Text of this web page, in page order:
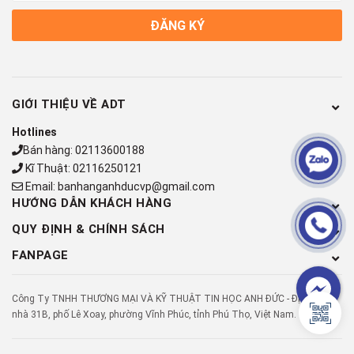
ĐĂNG KÝ
GIỚI THIỆU VỀ ADT
Hotlines
Bán hàng: 02113600188
Kĩ Thuật: 02116250121
Email: banhanganhducvp@gmail.com
HƯỚNG DẪN KHÁCH HÀNG
QUY ĐỊNH & CHÍNH SÁCH
FANPAGE
Công Ty TNHH THƯƠNG MẠI VÀ KỸ THUẬT TIN HỌC ANH ĐỨC - Địa chỉ: Số
nhà 31B, phố Lê Xoay, phường Vĩnh Phúc, tỉnh Phú Thọ, Việt Nam.